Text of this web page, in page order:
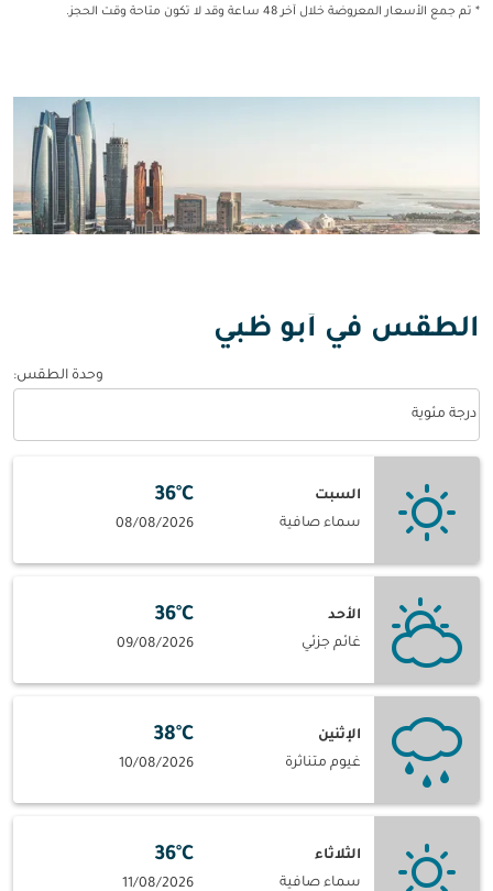
* تم جمع الأسعار المعروضة خلال آخر 48 ساعة وقد لا تكون متاحة وقت الحجز.
الطقس في أبو ظبي
وحدة الطقس:
درجة مئوية
السبت
سماء صافية
36°C
08/08/2026
الأحد
غائم جزئي
36°C
09/08/2026
الإثنين
غيوم متناثرة
38°C
10/08/2026
الثلاثاء
سماء صافية
36°C
11/08/2026